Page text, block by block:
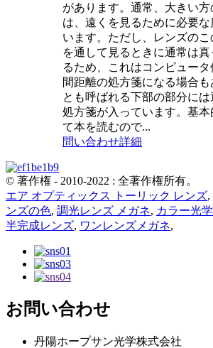
があります。通常、大きい方
は、遠くを見るために必要な
います。ただし、レンズの
を通して見るときに通常は真
るため、これはコンピュー
間距離の処方箋になる場合
とも呼ばれる下部の部分に
処方箋が入っています。基
て本を読むので...
問い合わせ詳細
© 著作権 - 2010-2022 : 全著作権所有。
エア オプティックス トーリック レンズ,
ンズの色, 調光レンズ メガネ, カラー光
半完成レンズ, ワンレンズメガネ,
お問い合わせ
丹陽ホープサン光学株式会社